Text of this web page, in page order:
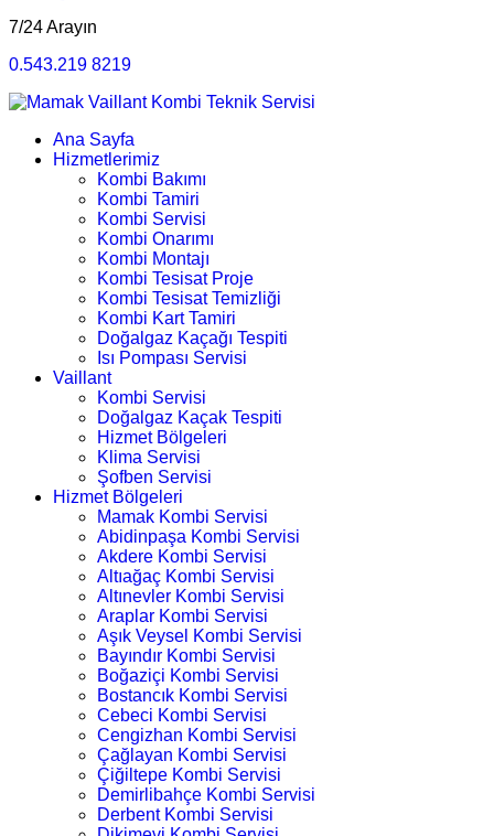
7/24 Arayın
0.543.219 8219
Ana Sayfa
Hizmetlerimiz
Kombi Bakımı
Kombi Tamiri
Kombi Servisi
Kombi Onarımı
Kombi Montajı
Kombi Tesisat Proje
Kombi Tesisat Temizliği
Kombi Kart Tamiri
Doğalgaz Kaçağı Tespiti
Isı Pompası Servisi
Vaillant
Kombi Servisi
Doğalgaz Kaçak Tespiti
Hizmet Bölgeleri
Klima Servisi
Şofben Servisi
Hizmet Bölgeleri
Mamak Kombi Servisi
Abidinpaşa Kombi Servisi
Akdere Kombi Servisi
Altıağaç Kombi Servisi
Altınevler Kombi Servisi
Araplar Kombi Servisi
Aşık Veysel Kombi Servisi
Bayındır Kombi Servisi
Boğaziçi Kombi Servisi
Bostancık Kombi Servisi
Cebeci Kombi Servisi
Cengizhan Kombi Servisi
Çağlayan Kombi Servisi
Çiğiltepe Kombi Servisi
Demirlibahçe Kombi Servisi
Derbent Kombi Servisi